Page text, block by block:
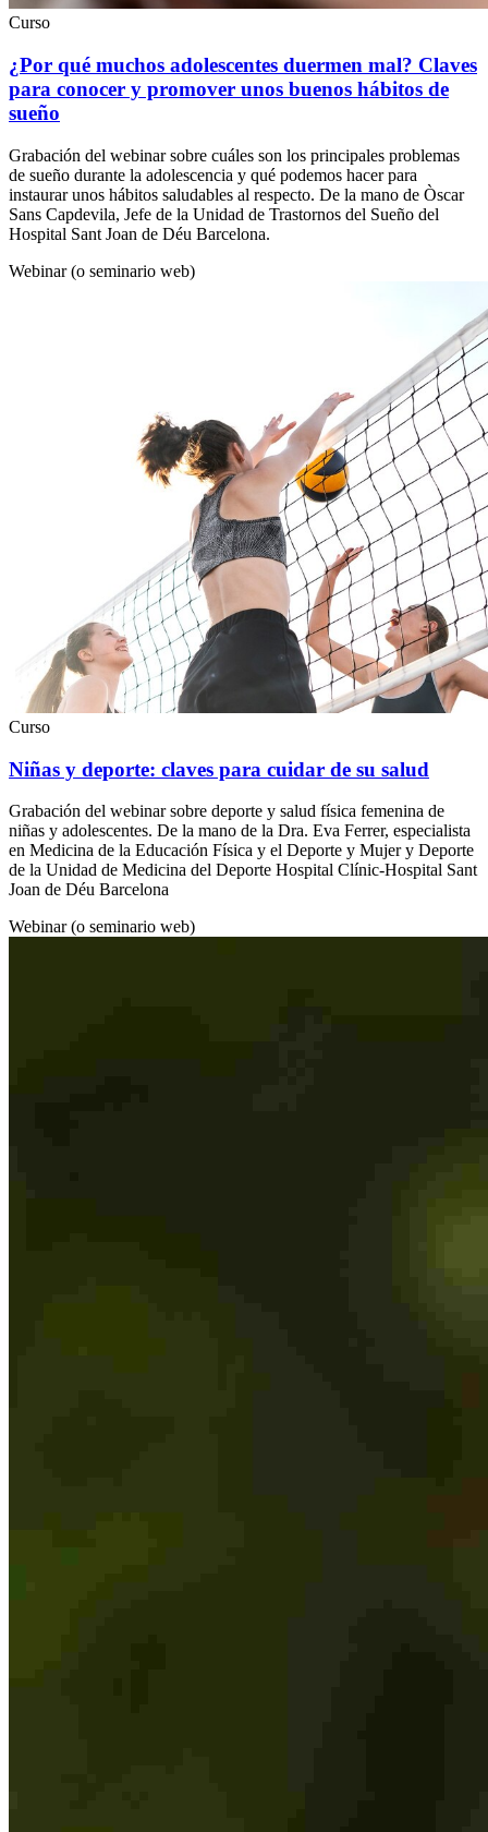
Curso
¿Por qué muchos adolescentes duermen mal? Claves
para conocer y promover unos buenos hábitos de
sueño
Grabación del webinar sobre cuáles son los principales problemas
de sueño durante la adolescencia y qué podemos hacer para
instaurar unos hábitos saludables al respecto. De la mano de Òscar
Sans Capdevila, Jefe de la Unidad de Trastornos del Sueño del
Hospital Sant Joan de Déu Barcelona.
Webinar (o seminario web)
Curso
Niñas y deporte: claves para cuidar de su salud
Grabación del webinar sobre deporte y salud física femenina de
niñas y adolescentes. De la mano de la Dra. Eva Ferrer, especialista
en Medicina de la Educación Física y el Deporte y Mujer y Deporte
de la Unidad de Medicina del Deporte Hospital Clínic-Hospital Sant
Joan de Déu Barcelona
Webinar (o seminario web)